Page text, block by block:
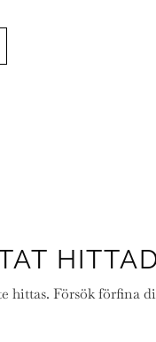
hittas. Försök förfina